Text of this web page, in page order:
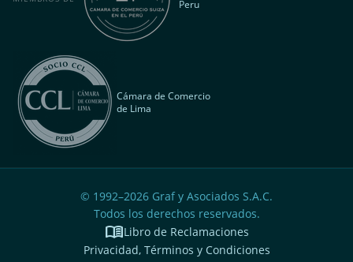
Peru
Cámara de Comercio
de Lima
© 1992–2026 Graf y Asociados S.A.C.
Todos los derechos reservados.
menu_bookLibro de Reclamaciones
Privacidad, Términos y Condiciones